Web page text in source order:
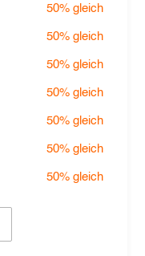
50% gleich
50% gleich
50% gleich
50% gleich
50% gleich
50% gleich
50% gleich